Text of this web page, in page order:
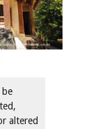
altered